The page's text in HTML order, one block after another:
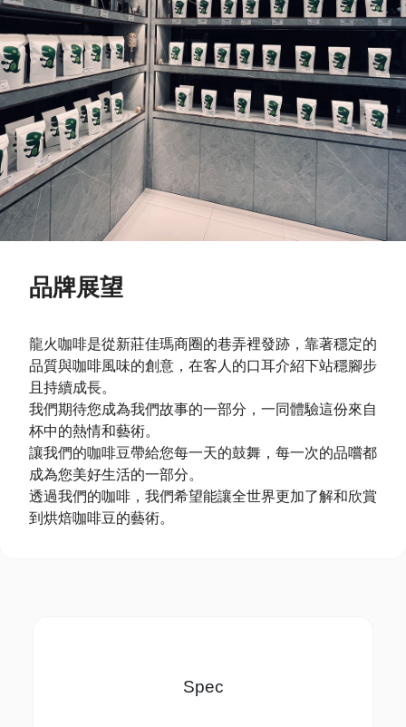
品牌展望
龍火咖啡是從新莊佳瑪商圈的巷弄裡發跡，靠著穩定的
品質與咖啡風味的創意，在客人的口耳介紹下站穩腳步
且持續成長。
我們期待您成為我們故事的一部分，一同體驗這份來自
杯中的熱情和藝術。
讓我們的咖啡豆帶給您每一天的鼓舞，每一次的品嚐都
成為您美好生活的一部分。
透過我們的咖啡，我們希望能讓全世界更加了解和欣賞
到烘焙咖啡豆的藝術。
Spec